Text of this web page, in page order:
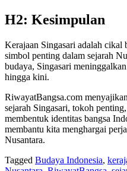
H2: Kesimpulan
Kerajaan Singasari adalah cikal
simbol penting dalam sejarah
budaya, Singasari
hingga kini.
RiwayatBangsa.com
sejarah Singasari, tokoh
membentuk identitas bangsa
membantu kita menghargai
Nusantara.
Tagged Budaya Indonesia,